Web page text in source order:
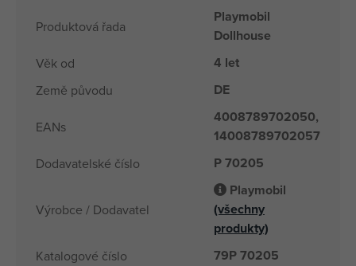
Produktová řada
Playmobil
Dollhouse
Věk od 4 let
Země původu DE
EANs
4008789702050,
14008789702057
Dodavatelské číslo P 70205
Výrobce / Dodavatel
Playmobil
(všechny
produkty)
Katalogové číslo 79P 70205